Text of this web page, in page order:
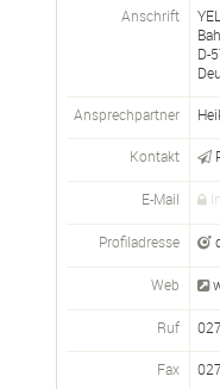
Anschrift
D-
Ansprechpartner
Kontakt
E-Mail
Profiladresse
Web
Ruf
Fax